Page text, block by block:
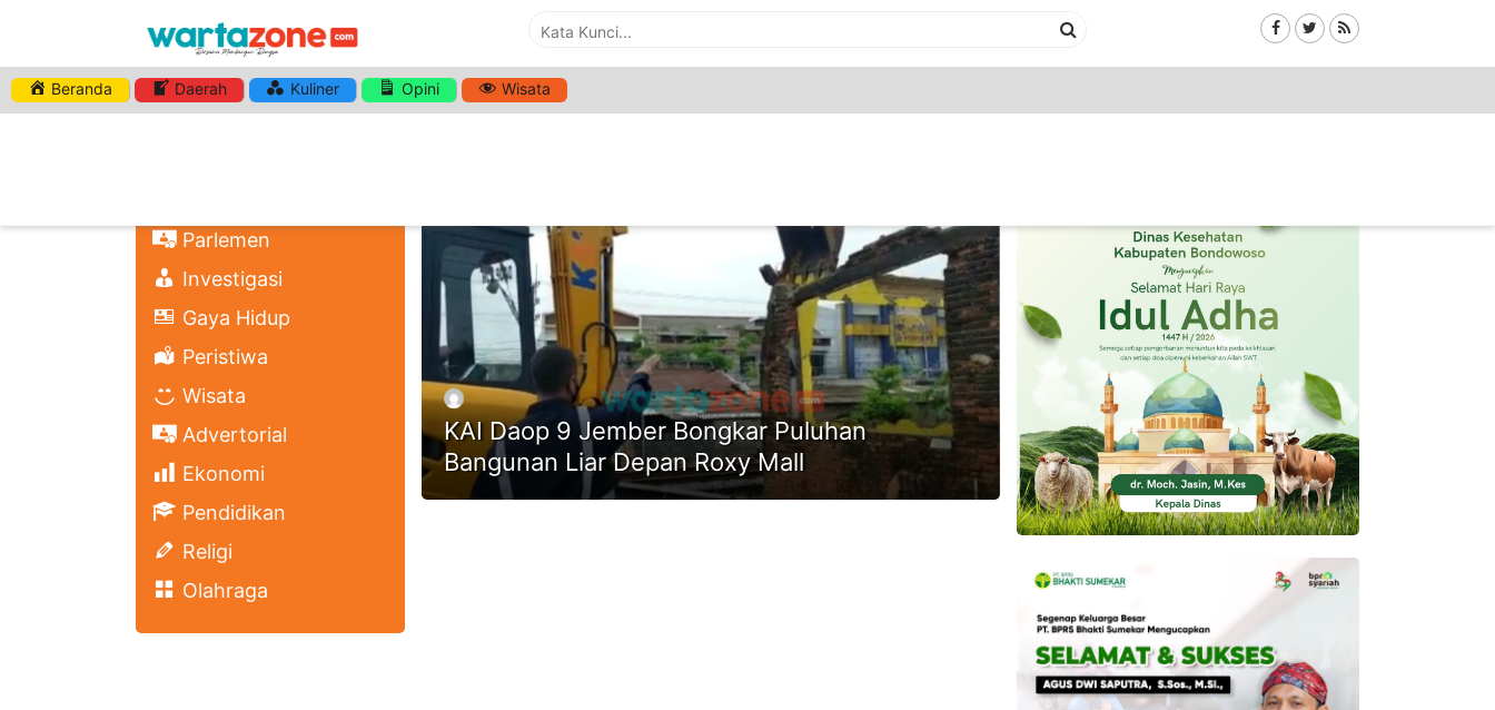
Beranda Daerah Kuliner Opini Wisata
Parlemen
Investigasi
Gaya Hidup
Peristiwa
Wisata
Advertorial
Ekonomi
Pendidikan
Religi
Olahraga
HASHTAG:PEMBONGKARAN BANGUNAN LIAR
KAI Daop 9 Jember Bongkar Puluhan
Bangunan Liar Depan Roxy Mall